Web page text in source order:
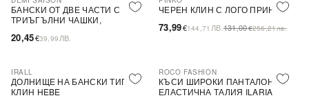
БАНСКИ ОТ ДВЕ ЧАСТИ С
ТРИЪГЪЛНИ ЧАШКИ,
20,45€39,99 ЛВ.
-44%
ЧЕРЕН КЛИН С ЛОГО ПРИНТ
73,99€144,71 ЛВ.131,00€256,21лв.
IRALL
ДОЛНИЩЕ НА БАНСКИ ТИП
КЛИН HEBE
-31%
ROCO FASHION
КЪСИ ШИРОКИ ПАНТАЛОНИ С
ЕЛАСТИЧНА ТАЛИЯ ILARIA